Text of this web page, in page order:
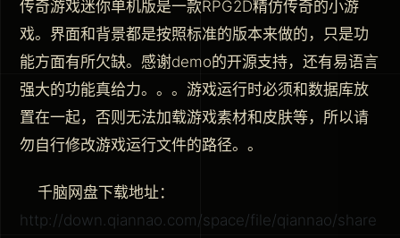
传奇游戏迷你单机版是一款RPG2D精仿传奇的小游
戏。界面和背景都是按照标准的版本来做的，只是功
能方面有所欠缺。感谢demo的开源支持，还有易语言
强大的功能真给力。。。游戏运行时必须和数据库放
置在一起，否则无法加载游戏素材和皮肤等，所以请
勿自行修改游戏运行文件的路径。。
千脑网盘下载地址：
http://down.qiannao.com/space/file/qiannao/share